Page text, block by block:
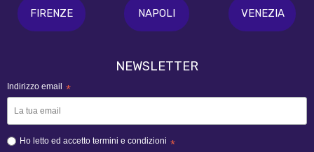
FIRENZE NAPOLI VENEZIA
NEWSLETTER
Indirizzo email *
Ho letto ed accetto termini e condizioni *